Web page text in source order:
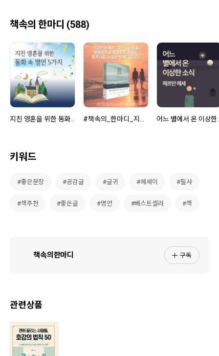
책속의 한마디 (588)
키워드
#좋은문장 #공감글 #글귀 #에세이 #필사
#책추천 #좋은글 #명언 #베스트셀러 #책
책속의한마디 구독
관련상품